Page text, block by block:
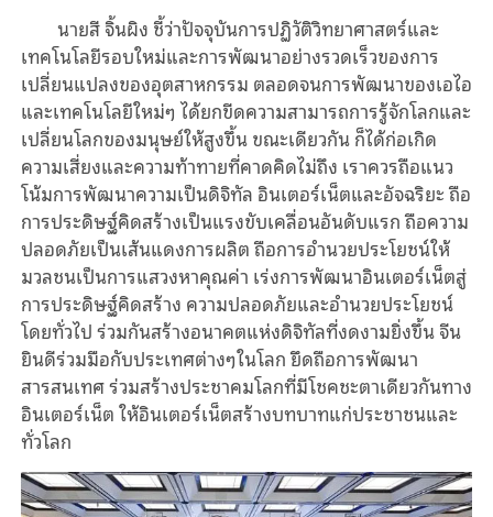
นายสี จิ้นผิง ชี้ว่าปัจจุบันการปฏิวัติวิทยาศาสตร์และ
เทคโนโลยีรอบใหม่และการพัฒนาอย่างรวดเร็วของการ
เปลี่ยนแปลงของอุตสาหกรรม ตลอดจนการพัฒนาของเอไอ
และเทคโนโลยีใหม่ๆ ได้ยกขีดความสามารถการรู้จักโลกและ
เปลี่ยนโลกของมนุษย์ให้สูงขึ้น ขณะเดียวกัน ก็ได้ก่อเกิด
ความเสี่ยงและความท้าทายที่คาดคิดไม่ถึง เราควรถือแนว
โน้มการพัฒนาความเป็นดิจิทัล อินเตอร์เน็ตและอัจฉริยะ ถือ
การประดิษฐ์คิดสร้างเป็นแรงขับเคลื่อนอันดับแรก ถือความ
ปลอดภัยเป็นเส้นแดงการผลิต ถือการอำนวยประโยชน์ให้
มวลชนเป็นการแสวงหาคุณค่า เร่งการพัฒนาอินเตอร์เน็ตสู่
การประดิษฐ์คิดสร้าง ความปลอดภัยและอำนวยประโยชน์
โดยทั่วไป ร่วมกันสร้างอนาคตแห่งดิจิทัลที่งดงามยิ่งขึ้น จีน
ยินดีร่วมมือกับประเทศต่างๆในโลก ยึดถือการพัฒนา
สารสนเทศ ร่วมสร้างประชาคมโลกที่มีโชคชะตาเดียวกันทาง
อินเตอร์เน็ต ให้อินเตอร์เน็ตสร้างบทบาทแก่ประชาชนและ
ทั่วโลก